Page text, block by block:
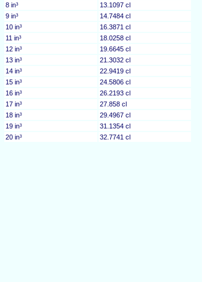
8 in³
13.1097 cl
9 in³
14.7484 cl
10 in³
16.3871 cl
11 in³
18.0258 cl
12 in³
19.6645 cl
13 in³
21.3032 cl
14 in³
22.9419 cl
15 in³
24.5806 cl
16 in³
26.2193 cl
17 in³
27.858 cl
18 in³
29.4967 cl
19 in³
31.1354 cl
20 in³
32.7741 cl